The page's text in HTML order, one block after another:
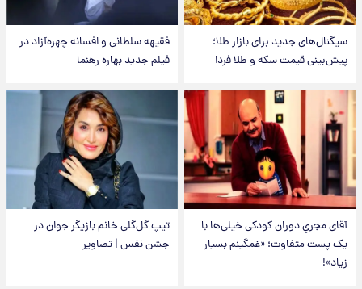
سیگنال‌های جدید برای بازار طلا؛
پیش‌بینی قیمت سکه و طلا فردا
فقیهه سلطانی و افسانه چهره‌آزاد در
فیلم جدید بهاره رهنما
آقای مجریِ دوران کودکی خیلی‌ها با
یک پست متفاوت؛ «غمگینم بسیار
زیاد»!
تیپ گل‌گلی خانم بازیگر جوان در
جشن نفس | تصاویر